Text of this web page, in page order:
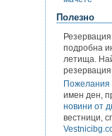
Полезно
подробна
летища.
Пожелания
имен ден,
новини от
вестници,